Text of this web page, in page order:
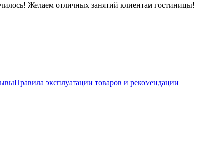
Желаем отличных занятий клиентам гостиницы!
Правила эксплуатации товаров и рекомендации